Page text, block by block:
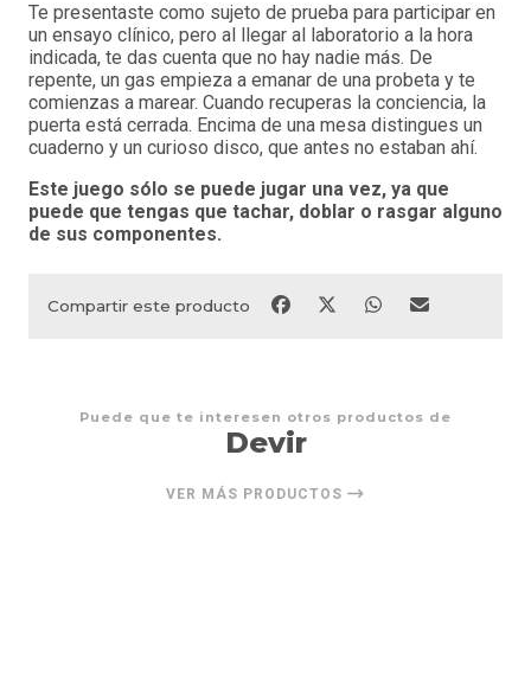
Te presentaste como sujeto de prueba para participar en
un ensayo clínico, pero al llegar al laboratorio a la hora
indicada, te das cuenta que no hay nadie más. De
repente, un gas empieza a emanar de una probeta y te
comienzas a marear. Cuando recuperas la conciencia, la
puerta está cerrada. Encima de una mesa distingues un
cuaderno y un curioso disco, que antes no estaban ahí.
Este juego sólo se puede jugar una vez, ya que
puede que tengas que tachar, doblar o rasgar alguno
de sus componentes.
Compartir este producto
Puede que te interesen otros productos de
Devir
VER MÁS PRODUCTOS